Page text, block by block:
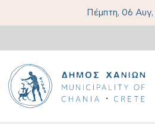
Πέμπτη, 06 Αυγ,